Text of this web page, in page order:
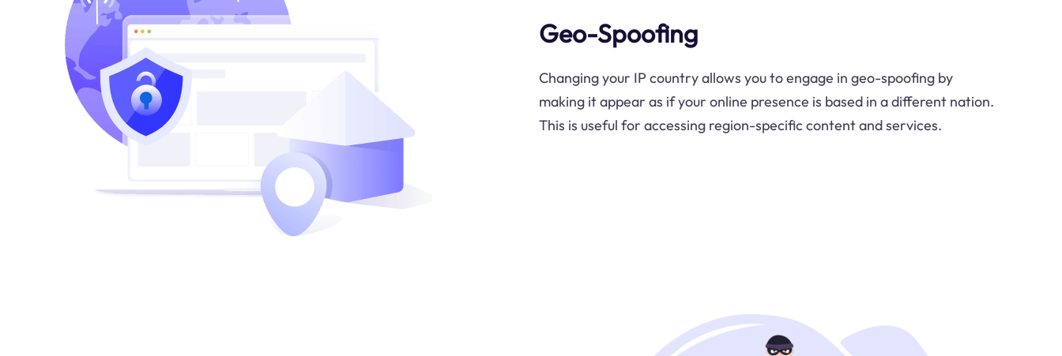
Geo-Spoofing
Changing your IP country allows you to engage in geo-spoofing by
making it appear as if your online presence is based in a different nation.
This is useful for accessing region-specific content and services.